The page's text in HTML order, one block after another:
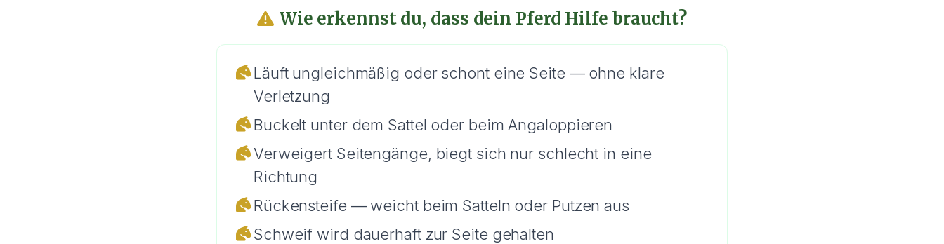
Wie erkennst du, dass dein Pferd Hilfe braucht?
Läuft ungleichmäßig oder schont eine Seite — ohne klare
Verletzung
Buckelt unter dem Sattel oder beim Angaloppieren
Verweigert Seitengänge, biegt sich nur schlecht in eine
Richtung
Rückensteife — weicht beim Satteln oder Putzen aus
Schweif wird dauerhaft zur Seite gehalten